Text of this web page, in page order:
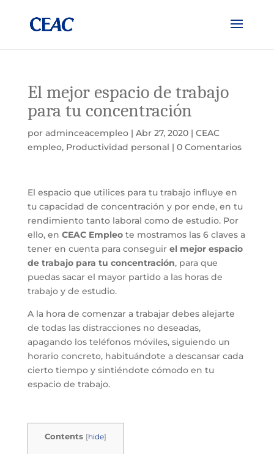
El mejor espacio de trabajo
para tu concentración
por adminceacempleo| Abr 27, 2020| CEAC
empleo, Productividad personal | 0 Comentarios
El espacio que utilices para tu trabajo influye en
tu capacidad de concentración y por ende, en tu
rendimiento tanto laboral como de estudio. Por
ello, en CEAC Empleote mostramos las 6 claves a
tener en cuenta para conseguir el mejor espacio
de trabajo para tu concentración, para que
puedas sacar el mayor partido a las horas de
trabajo y de estudio.
A la hora de comenzar a trabajar debes alejarte
de todas las distracciones no deseadas,
apagando los teléfonos móviles, siguiendo un
horario concreto, habituándote a descansar cada
cierto tiempo y sintiéndote cómodo en tu
espacio de trabajo.
Contents [hide]